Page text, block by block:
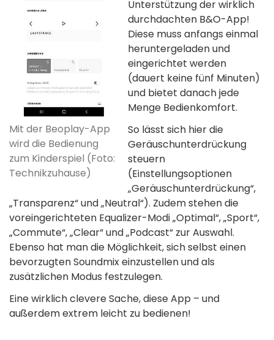
Mit der Beoplay-App
wird die Bedienung
zum Kinderspiel (Foto:
Technikzuhause)
Unterstützung der wirklich
durchdachten B&O-App!
Diese muss anfangs einmal
heruntergeladen und
eingerichtet werden
(dauert keine fünf Minuten)
und bietet danach jede
Menge Bedienkomfort.
So lässt sich hier die
Geräuschunterdrückung
steuern
(Einstellungsoptionen
„Geräuschunterdrückung“,
„Transparenz“ und „Neutral“). Zudem stehen die
voreingerichteten Equalizer-Modi „Optimal“, „Sport“,
„Commute“, „Clear“ und „Podcast“ zur Auswahl.
Ebenso hat man die Möglichkeit, sich selbst einen
bevorzugten Soundmix einzustellen und als
zusätzlichen Modus festzulegen.
Eine wirklich clevere Sache, diese App – und
außerdem extrem leicht zu bedienen!